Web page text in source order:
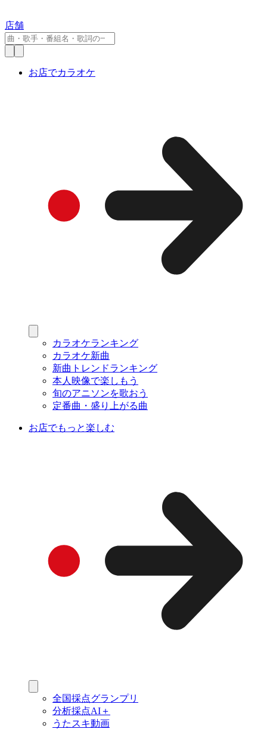
店舗
お店でカラオケ
カラオケランキング
カラオケ新曲
新曲トレンドランキング
本人映像で楽しもう
旬のアニソンを歌おう
定番曲・盛り上がる曲
お店でもっと楽しむ
全国採点グランプリ
分析採点AI＋
うたスキ動画